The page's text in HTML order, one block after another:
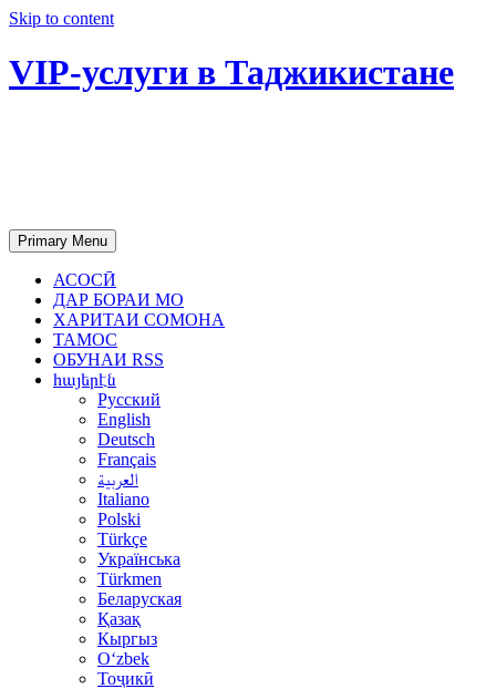
Skip to content
VIP-услуги в Таджикистане
Primary Menu
АСОСӢ
ДАР БОРАИ МО
ХАРИТАИ СОМОНА
ТАМОС
ОБУНАИ RSS
հայերէն
Русский
English
Deutsch
Français
العربية
Italiano
Polski
Türkçe
Українська
Türkmen
Беларуская
Қазақ
Кыргыз
Oʻzbek
Тоҷикӣ